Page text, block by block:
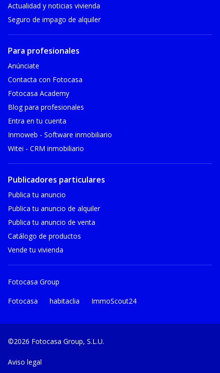
Actualidad y noticias vivienda
Seguro de impago de alquiler
Para profesionales
Anúnciate
Contacta con Fotocasa
Fotocasa Academy
Blog para profesionales
Entra en tu cuenta
Inmoweb - Software inmobiliario
Witei - CRM inmobiliario
Publicadores particulares
Publica tu anuncio
Publica tu anuncio de alquiler
Publica tu anuncio de venta
Catálogo de productos
Vende tu vivienda
Fotocasa Group
Fotocasa habitaclia ImmoScout24
©2026 Fotocasa Group, S.L.U.
Aviso legal